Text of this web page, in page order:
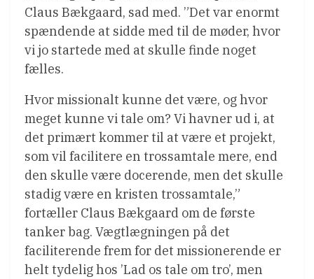
Claus Bækgaard, sad med. ”Det var enormt
spændende at sidde med til de møder, hvor
vi jo startede med at skulle finde noget
fælles.
Hvor missionalt kunne det være, og hvor
meget kunne vi tale om? Vi havner ud i, at
det primært kommer til at være et projekt,
som vil facilitere en trossamtale mere, end
den skulle være docerende, men det skulle
stadig være en kristen trossamtale,”
fortæller Claus Bækgaard om de første
tanker bag. Vægtlægningen på det
faciliterende frem for det missionerende er
helt tydelig hos ’Lad os tale om tro’, men